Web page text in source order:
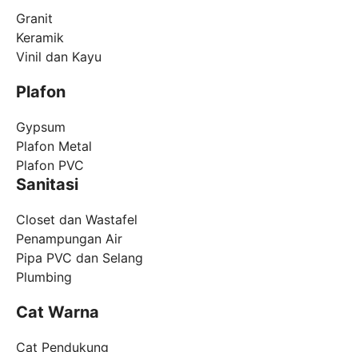
Granit
Keramik
Vinil dan Kayu
Plafon
Gypsum
Plafon Metal
Plafon PVC
Sanitasi
Closet dan Wastafel
Penampungan Air
Pipa PVC dan Selang
Plumbing
Cat Warna
Cat Pendukung